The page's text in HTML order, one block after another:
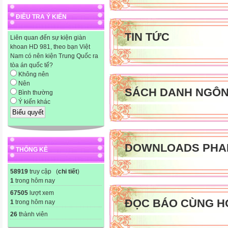
ĐIỀU TRA Ý KIẾN
Liên quan đến sự kiện giàn
khoan HD 981, theo bạn Việt
Nam có nên kiện Trung Quốc ra
tòa án quốc tế?
Không nên
Nên
Bình thường
Ý kiến khác
THỐNG KÊ
58919 truy cập (chi tiết)
1 trong hôm nay
67505 lượt xem
1 trong hôm nay
26 thành viên
Next: Next: Next: Next:
Next: Next: Next: Next:
If
ActiveSheet.Name & "` is
End If
1. Mở file Excel có chứa
> Macro -> Visual Basic
phá pass Nếu bạn chưa
thì bấm: Ctrl + R để hiện
F11 thì không thấy cửa sổ
sau vào và nhấn menu Run

5. Máy hỏi bạn có muốn xử

6. Bạn chờ một lúc máy sẽ
khi phá Pass thành công.

TIN TỨC
SÁCH DANH
DOWNLOADS
ĐỌC BÁO CÙNG